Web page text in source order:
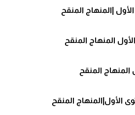
|المنهاج المنقح
الأول المنهاج المنقح
المنهاج المنقح
الأول| المنهاج المنقح